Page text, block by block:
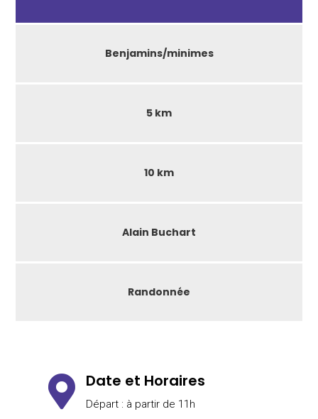
Benjamins/minimes
5 km
10 km
Alain Buchart
Randonnée
 Date et Horaires
Départ : à partir de 11h